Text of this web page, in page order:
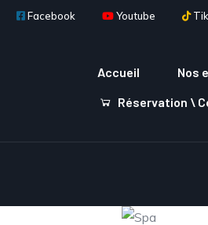
Facebook Youtube
Main navigation
Accueil Nos
Réservation \